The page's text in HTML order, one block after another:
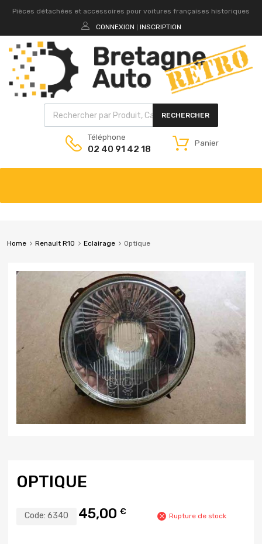
Pièces détachées et accessoires pour voitures françaises historiques
CONNEXION
INSCRIPTION
RECHERCHER
Téléphone
02 40 91 42 18
Panier
Home Renault R10 Eclairage Optique
OPTIQUE
Code: 6340 45,00 € Rupture de stock